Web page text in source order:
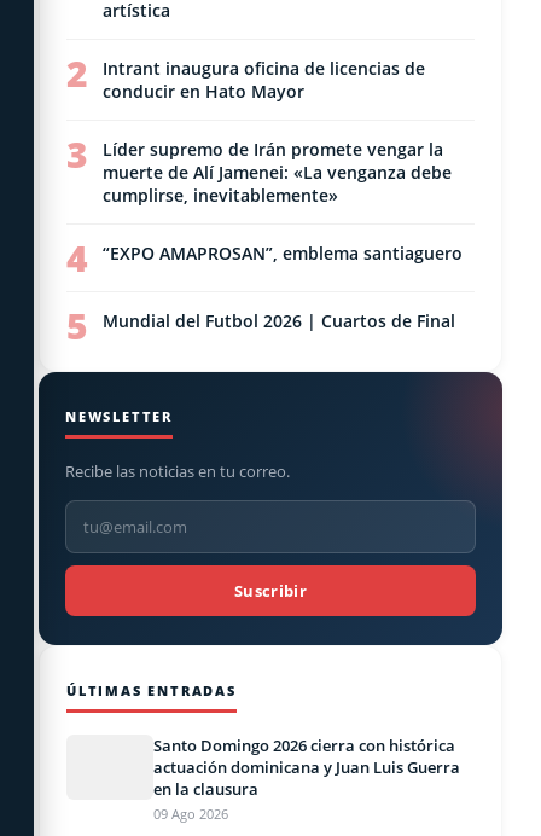
artística
2
Intrant inaugura oficina de licencias de
conducir en Hato Mayor
3
Líder supremo de Irán promete vengar la
muerte de Alí Jamenei: «La venganza debe
cumplirse, inevitablemente»
4 “EXPO AMAPROSAN”, emblema santiaguero
5 Mundial del Futbol 2026 | Cuartos de Final
NEWSLETTER
Recibe las noticias en tu correo.
Suscribir
ÚLTIMAS ENTRADAS
Santo Domingo 2026 cierra con histórica
actuación dominicana y Juan Luis Guerra
en la clausura
09 Ago 2026